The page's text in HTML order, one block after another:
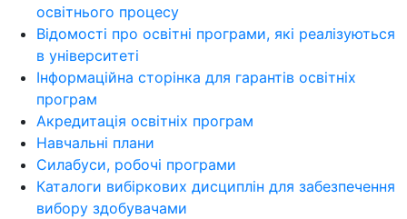
освітнього процесу
Відомості про освітні програми, які реалізуються
в університеті
Інформаційна сторінка для гарантів освітніх
програм
Акредитація освітніх програм
Навчальні плани
Силабуси, робочі програми
Каталоги вибіркових дисциплін для забезпечення
вибору здобувачами